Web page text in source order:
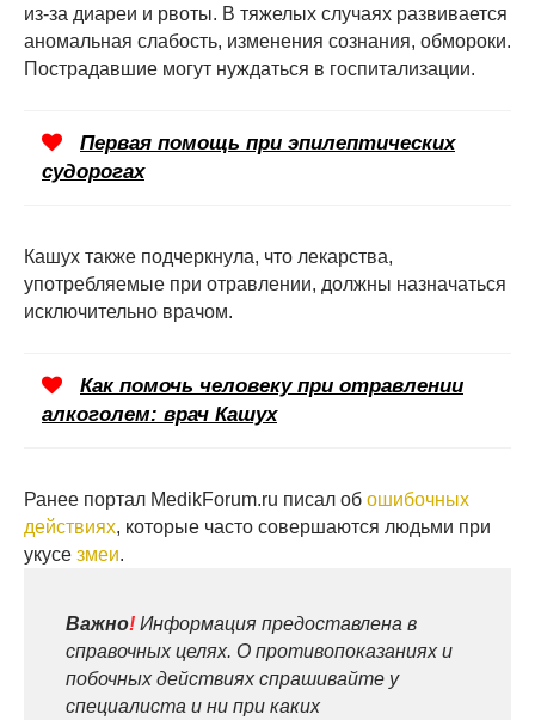
из-за диареи и рвоты. В тяжелых случаях развивается
аномальная слабость, изменения сознания, обмороки.
Пострадавшие могут нуждаться в госпитализации.
Первая помощь при эпилептических
судорогах
Кашух также подчеркнула, что лекарства,
употребляемые при отравлении, должны назначаться
исключительно врачом.
Как помочь человеку при отравлении
алкоголем: врач Кашух
Ранее портал MedikForum.ru писал об ошибочных
действиях, которые часто совершаются людьми при
укусе змеи.
Важно! Информация предоставлена в
справочных целях. О противопоказаниях и
побочных действиях спрашивайте у
специалиста и ни при каких